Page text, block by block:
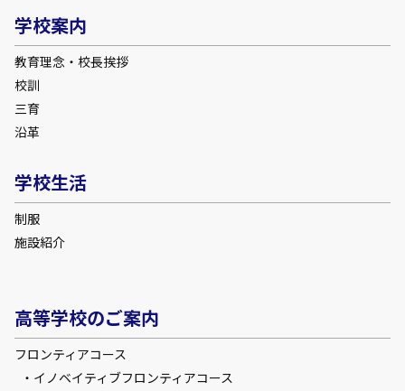
学校案内
教育理念・校長挨拶
校訓
三育
沿革
学校生活
制服
施設紹介
高等学校のご案内
フロンティアコース
イノベイティブフロンティアコース